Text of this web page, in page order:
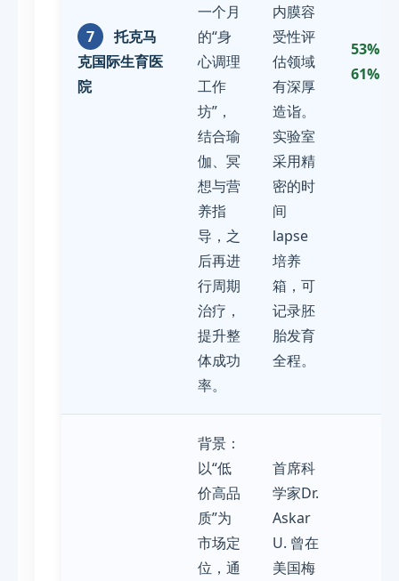
7
托克马
克国际生育医
院
一个月
的“身
心调理
工作
坊”，
结合瑜
伽、冥
想与营
养指
导，之
后再进
行周期
治疗，
提升整
体成功
率。
内膜容
受性评
估领域
有深厚
造诣。
实验室
采用精
密的时
间
lapse
培养
箱，可
记录胚
胎发育
全程。
53% -
61%
背景：
以“低
价高品
质”为
市场定
位，通
首席科
学家Dr.
Askar
U. 曾在
美国梅